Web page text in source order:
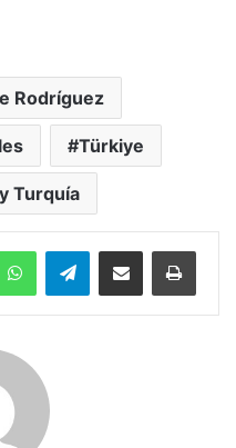
Rodríguez
Türkiye
Turquía
WhatsAppTelegramCompartir por correo electrónico